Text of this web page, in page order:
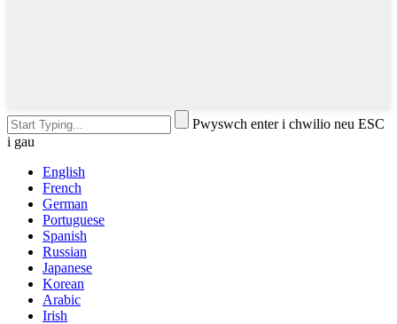
Pwyswch enter i chwilio neu ESC
i gau
English
French
German
Portuguese
Spanish
Russian
Japanese
Korean
Arabic
Irish